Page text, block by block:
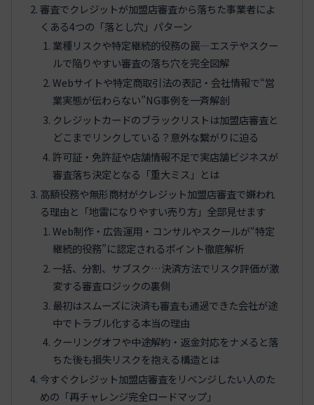
審査でクレジットが加盟店審査から落ちた事業者によ
くある4つの「落とし穴」パターン
業種リスクや特定継続的役務の罠―エステやスクー
ルで陥りやすい審査の落ち穴を完全図解
Webサイトや特定商取引法の表記・会社情報で“営
業実態が伝わらない”NG事例を一斉解剖
クレジットカードのブラックリストは加盟店審査と
どこまでリンクしている？意外な繋がりに迫る
許可証・免許証や店舗情報不足で実店舗ビジネスが
審査落ち決定となる「重大ミス」とは
高額役務や無形商材がクレジット加盟店審査で嫌われ
る理由と「地雷になりやすい売り方」全部見せます
Web制作・広告運用・コンサルやスクールが“特定
継続的役務”に認定されるポイント徹底解析
一括、分割、サブスク…決済方法でリスク評価が激
変する審査ロジックの裏側
最初はスムーズに決済も審査も通過できた会社が途
中でトラブル化する本当の理由
クーリングオフや中途解約・返金対応をナメると落
ちた後も損失リスクを抱える構造とは
今すぐクレジット加盟店審査をリベンジしたい人のた
めの「再チャレンジ完全ロードマップ」